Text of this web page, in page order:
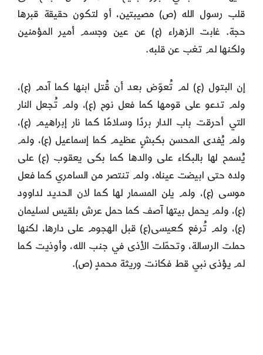
قلب رسول الله (ص) مصيبتين، أو لتكون حقيقة قبرها
حجة. غابت الزهراء (ع) عن عين وجسم أمير المؤمنين
ولكنها لم تغب عن قلبه.
إن البتول (ع) لم تُعوّض بعد أن قُتل ابنها كما آدم (ع)،
ولم تدعو على قومها كما فعل نوح (ع)، ولم تُجعل النار
التي أحرقت باب الدار بردًا وسلامًا كما نار إبراهيم (ع)،
ولم يُفدى المحسن بكبشٍ عظيم كما إسماعيل (ع)، ولم
يُسمح لها بالبكاء على والدها كما بكى يعقوب (ع) على
ولده حتى ابيضت عيناه، ولم تنتصر من السامري كما فعل
موسى (ع)، ولم يلن المسمار لها كما لان الحديد لداوود
(ع)، ولم يحمل بيتها آصف كما حمل عرش بلقيس لسليمان
(ع)، ولم تُرفع كعيسى(ع) قبل الهجوم على دارها، لكنها
حملت الرسالة، وتحمّلت الأذى في جنب الله، وأوذيت كما
لم يؤذى نبي قط فكانت وريثة محمدٍ (ص).